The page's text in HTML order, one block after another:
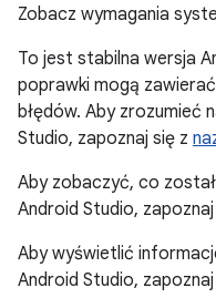
Zobacz wymagania
To jest stabilna wersja
poprawki mogą
błędów. Aby zrozumieć
Studio, zapoznaj się z
Aby zobaczyć, co
Android Studio,
Aby wyświetlić
Android Studio,